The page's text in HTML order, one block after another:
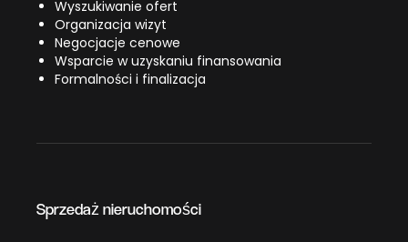
Wyszukiwanie ofert
Organizacja wizyt
Negocjacje cenowe
Wsparcie w uzyskaniu finansowania
Formalności i finalizacja
Sprzedaż nieruchomości